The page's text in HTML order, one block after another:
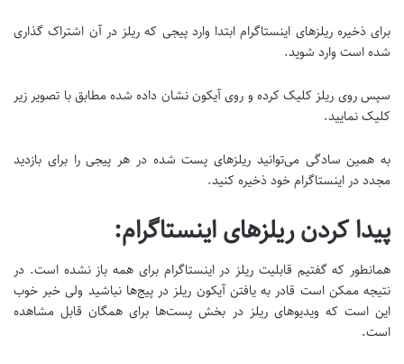
برای ذخیره ریلزهای اینستاگرام ابتدا وارد پیجی که ریلز در آن اشتراک گذاری
شده است وارد شوید.
سپس روی ریلز کلیک کرده و روی آیکون نشان داده شده مطابق با تصویر زیر
کلیک نمایید.
به همین سادگی می‌توانید ریلزهای پست شده در هر پیجی را برای بازدید
مجدد در اینستاگرام خود ذخیره کنید.
پیدا کردن ریلزهای اینستاگرام:
همانطور که گفتیم قابلیت ریلز در اینستاگرام برای همه باز نشده است. در
نتیجه ممکن است قادر به یافتن آیکون ریلز در پیج‌ها نباشید ولی خبر خوب
این است که ویدیوهای ریلز در بخش پست‌ها برای همگان قابل مشاهده
است.